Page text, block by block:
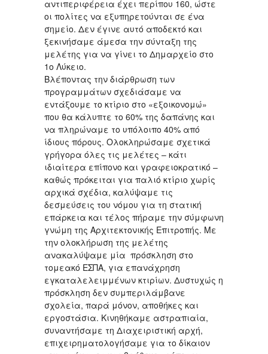
αντιπεριφέρεια έχει περίπου 160, ώστε
οι πολίτες να εξυπηρετούνται σε ένα
σημείο. Δεν έγινε αυτό αποδεκτό και
ξεκινήσαμε άμεσα την σύνταξη της
μελέτης για να γίνει το Δημαρχείο στο
1ο Λύκειο.
Βλέποντας την διάρθρωση των
προγραμμάτων σχεδιάσαμε να
εντάξουμε το κτίριο στο «εξοικονομώ»
που θα κάλυπτε το 60% της δαπάνης και
να πληρώναμε το υπόλοιπο 40% από
ίδιους πόρους. Ολοκληρώσαμε σχετικά
γρήγορα όλες τις μελέτες – κάτι
ιδιαίτερα επίπονο και γραφειοκρατικό –
καθώς πρόκειται για παλιό κτίριο χωρίς
αρχικά σχέδια, καλύψαμε τις
δεσμεύσεις του νόμου για τη στατική
επάρκεια και τέλος πήραμε την σύμφωνη
γνώμη της Αρχιτεκτονικής Επιτροπής. Με
την ολοκλήρωση της μελέτης
ανακαλύψαμε μία πρόσκληση στο
τομεακό ΕΣΠΑ, για επανάχρηση
εγκαταλελειμμένων κτιρίων. Δυστυχώς η
πρόσκληση δεν συμπεριλάμβανε
σχολεία, παρά μόνον, αποθήκες και
εργοστάσια. Κινηθήκαμε αστραπιαία,
συναντήσαμε τη Διαχειριστική αρχή,
επιχειρηματολογήσαμε για το δίκαιον